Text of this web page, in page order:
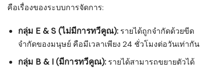
คือเรื่องของระบบการจัดการ:
กลุ่ม E & S (ไม่มีการทวีคูณ): รายได้ถูกจำกัดด้วยขีด
จำกัดของมนุษย์ คือมีเวลาเพียง 24 ชั่วโมงต่อวันเท่ากัน
กลุ่ม B & I (มีการทวีคูณ): รายได้สามารถขยายตัวได้